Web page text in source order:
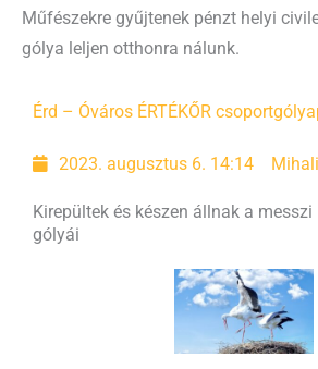
Műfészekre gyűjtenek pénzt helyi
gólya leljen otthonra nálunk.
Érd – Óváros ÉRTÉKŐR csoport
2023. augusztus 6. 14:14
Kirepültek és készen állnak a
gólyái